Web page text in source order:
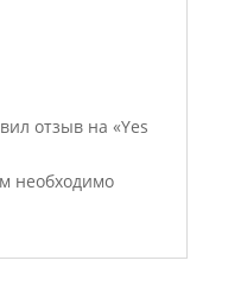
отзыв на «Yes
необходимо